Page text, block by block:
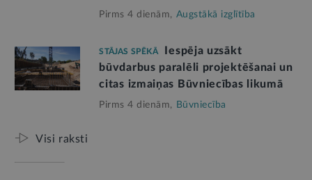
Pirms 4 dienām, Augstākā izglītība
STĀJAS SPĒKĀ
Iespēja uzsākt
būvdarbus paralēli projektēšanai un
citas izmaiņas Būvniecības likumā
Pirms 4 dienām, Būvniecība
Visi raksti